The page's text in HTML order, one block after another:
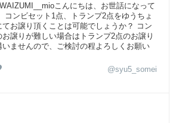
こんにちは、お世話になって
コンビセット1点、トランプ2点をゆうちょ
てお譲り頂くことは可能でしょうか？ コン
お譲りが難しい場合はトランプ2点のお譲り
いませんので、ご検討の程よろしくお願い
@syu5_somei